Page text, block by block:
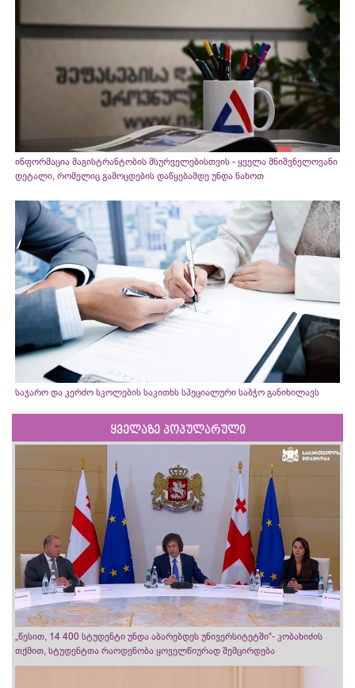
ინფორმაცია მაგისტრანტობის მსურველებისთვის - ყველა მნიშვნელოვანი
დეტალი, რომელიც გამოცდების დაწყებამდე უნდა ნახოთ
საჯარო და კერძო სკოლების საკითხს სპეციალური საბჭო განიხილავს
ყველაზე პოპულარული
„წესით, 14 400 სტუდენტი უნდა აბარებდეს უნივერსიტეტში“- კობახიძის
თქმით, სტუდენტთა რაოდენობა ყოველწიურად შემცირდება